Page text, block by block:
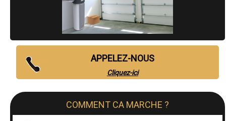
APPELEZ-NOUS
Cliquez-ici
COMMENT CA MARCHE ?